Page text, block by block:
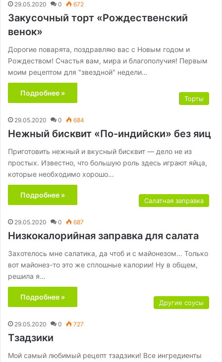
29.05.2020 0 672
Закусочный торт «Рождественский
венок»
Дорогие поварята, поздравляю вас с Новым годом и
Рождеством! Счастья вам, мира и благополучия! Первым
моим рецептом для "звездной" недели…
Подробнее »
Торты
29.05.2020 0 684
Нежный бисквит «По-индийски» без яиц
Приготовить нежный и вкусный бисквит — дело не из
простых. Известно, что большую роль здесь играют яйца,
которые необходимо хорошо…
Подробнее »
Салатная заправка
29.05.2020 0 687
Низкокалорийная заправка для салата
Захотелось мне салатика, да чтоб и с майонезом… Только
вот майонез-то это же сплошные калории! Ну в общем,
решила я…
Подробнее »
Другие соусы
29.05.2020 0 727
Тзадзики
Мой самый любимый рецепт тзадзики! Все ингредиенты